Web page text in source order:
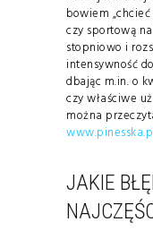
bowiem
czy sportową
stopniowo i
intensywność
dbając m.in. o
czy właściwe
można
JAKIE